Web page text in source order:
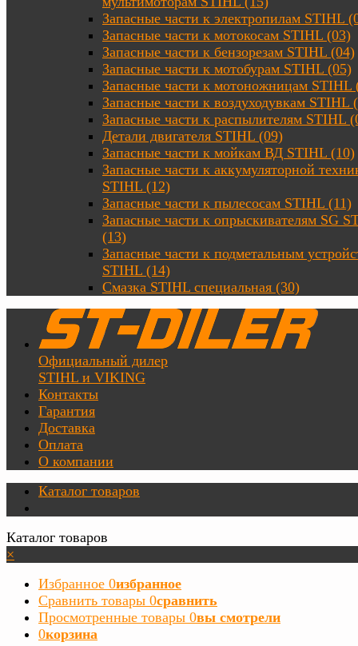
Запасные части к электропилам STIHL
Запасные части к мотокосам STIHL (03)
Запасные части к бензорезам STIHL (04)
Запасные части к мотобурам STIHL (05)
Запасные части к мотоножницам STIHL
Запасные части к воздуходувкам STIHL
Запасные части к распылителям STIHL
Детали двигателя STIHL (09)
Запасные части к мойкам ВД STIHL (10)
Запасные части к аккумуляторной
STIHL (12)
Запасные части к пылесосам STIHL (11)
Запасные части к опрыскивателям SG
(13)
Запасные части к подметальным
STIHL (14)
Смазка STIHL специальная (30)
Официальный дилер
STIHL и VIKING
Контакты
Гарантия
Доставка
Оплата
О компании
Каталог товаров
Каталог товаров
×
Избранное 0избранное
Сравнить товары 0сравнить
Просмотренные товары 0вы смотрели
0корзина